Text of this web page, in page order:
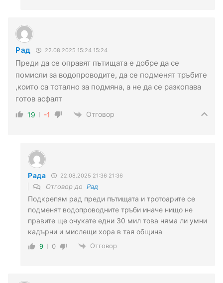
Рад 22.08.2025 15:24 15:24
Преди да се оправят пътищата е добре да се
помисли за водопроводите, да се подменят тръбите
,които са тотално за подмяна, а не да се разкопава
готов асфалт
19 -1 Отговор
Рада 22.08.2025 21:36 21:36
Отговор до Рад
Подкрепям рад преди пътищата и тротоарите се
подменят водопроводните тръби иначе нищо не
правите ще очукате едни 30 мил това няма ли умни
кадърни и мислещи хора в тая община
9 0 Отговор